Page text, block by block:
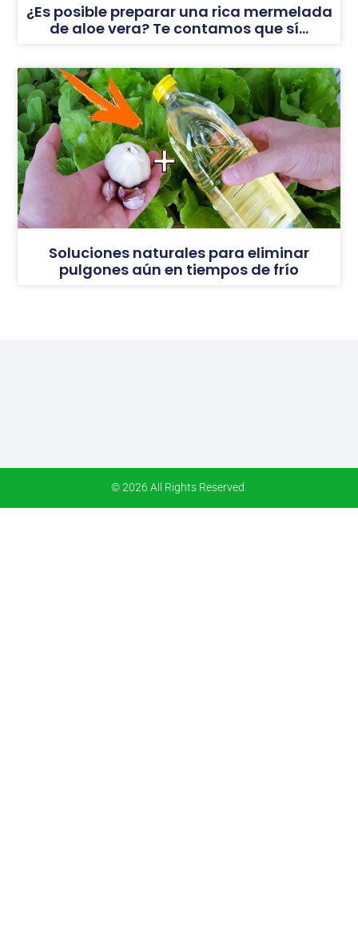
¿Es posible preparar una rica mermelada
de aloe vera? Te contamos que sí…
Soluciones naturales para eliminar
pulgones aún en tiempos de frío
© 2026 All Rights Reserved.